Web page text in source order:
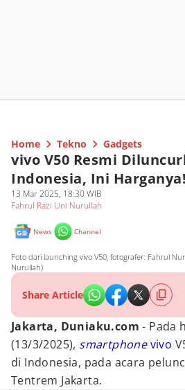
Home Tekno Gadgets
vivo V50 Resmi
Indonesia, Ini Harganya!
13 Mar 2025, 18:30 WIB
Fahrul Razi Uni Nurullah
News Channel
Foto dari launching vivo V50, fotografer: Fahrul
Nurullah)
Share Article
Jakarta, Duniaku.com- Pada
(13/3/2025), smartphone vivo
di Indonesia, pada acara
Tentrem Jakarta.